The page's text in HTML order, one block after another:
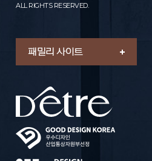
ALL RIGHTS RESERVED.
패밀리 사이트